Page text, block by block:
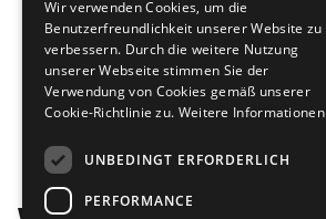
Brautschuhe
Sneaker
Übergrößen 43-44
Merlet
Nueva Epoca
RayRose
Bilder
Wir verwenden Cookies, um die
Benutzerfreundlichkeit unserer Website zu
verbessern. Durch die weitere Nutzung
unserer Webseite stimmen Sie der
Verwendung von Cookies gemäß unserer
Cookie-Richtlinie zu. Weitere Informationen
UNBEDINGT ERFORDERLICH
PERFORMANCE